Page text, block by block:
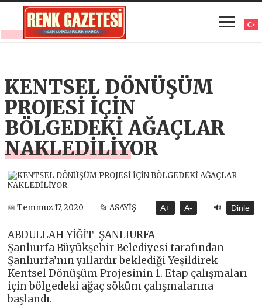
KENTSEL DÖNÜŞÜM
PROJESİ İÇİN
BÖLGEDEKİ AĞAÇLAR
NAKLEDİLİYOR
📅 Temmuz 17, 2020 📂 ASAYİŞ A+ A- 🔊 Dinle
ABDULLAH YİĞİT-ŞANLIURFA
Şanlıurfa Büyükşehir Belediyesi tarafından
Şanlıurfa’nın yıllardır beklediği Yeşildirek
Kentsel Dönüşüm Projesinin 1. Etap çalışmaları
için bölgedeki ağaç söküm çalışmalarına
başlandı.